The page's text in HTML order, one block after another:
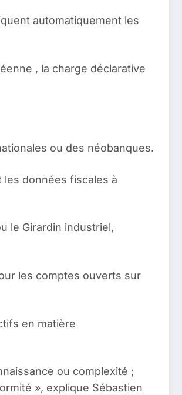
automatiquement les
, la charge déclarative
ou des néobanques.
données fiscales à
le Girardin industriel,
les comptes ouverts sur
en matière
ou complexité ;
», explique Sébastien